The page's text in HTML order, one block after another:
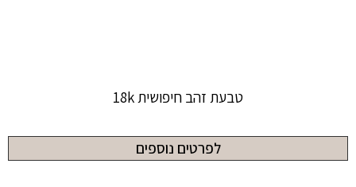
טבעת זהב חיפושית 18k
לפרטים נוספים